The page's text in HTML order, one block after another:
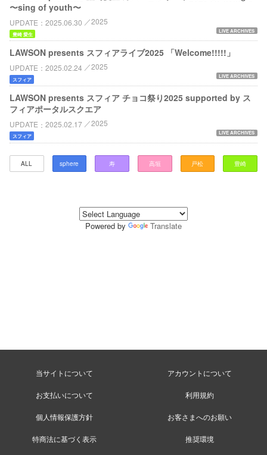
〜sing of youth〜
UPDATE 2025.06.30 2025
LIVE ARCHIVES
豊崎 愛生
LAWSON presents スフィアライブ2025 「Welcome!!!!!」
UPDATE 2025.02.24 2025
LIVE ARCHIVES
スフィア
LAWSON presents スフィア チョコ祭り2025 supported by ス
フィアポータルスクエア
UPDATE 2025.02.17 2025
LIVE ARCHIVES
スフィア
ALL sphere 寿 高垣 戸松 豊崎
Powered by Translate
当サイトについて アカウントについて
お支払いについて 利用規約
個人情報保護方針 お客さまへのお願い
特商法に基づく表示 推奨環境